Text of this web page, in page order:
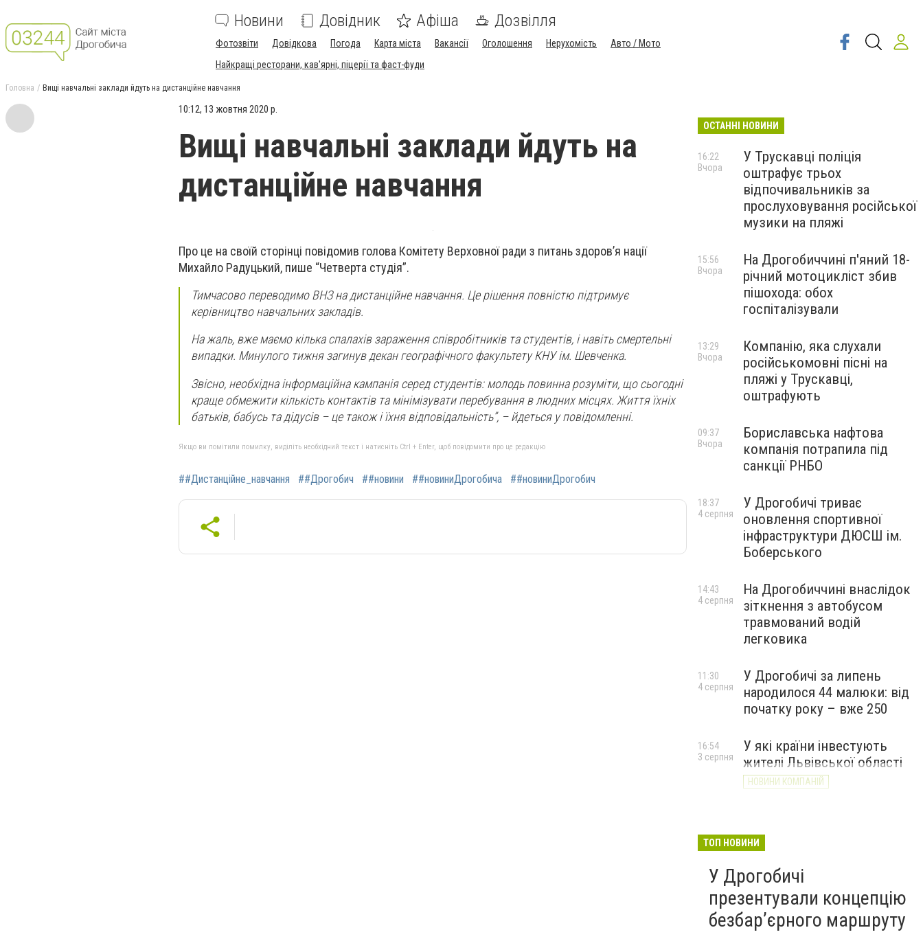
Новини Довідник Афіша Дозвілля
Фотозвіти Довідкова Погода Карта міста Вакансії Оголошення Нерухомість
Авто / Мото
Найкращі ресторани, кав'ярні, піцерії та фаст-фуди
Головна Вищі навчальні заклади йдуть на дистанційне навчання
10:12, 13 жовтня 2020 р.
Вищі навчальні заклади йдуть на
дистанційне навчання
Про це на своїй сторінці повідомив голова Комітету Верховної ради з питань здоров’я нації
Михайло Радуцький, пише “Четверта студія”.
Тимчасово переводимо ВНЗ на дистанційне навчання. Це рішення повністю підтримує
керівництво навчальних закладів.
На жаль, вже маємо кілька спалахів зараження співробітників та студентів, і навіть смертельні
випадки. Минулого тижня загинув декан географічного факультету КНУ ім. Шевченка.
Звісно, необхідна інформаційна кампанія серед студентів: молодь повинна розуміти, що сьогодні
краще обмежити кількість контактів та мінімізувати перебування в людних місцях. Життя їхніх
батьків, бабусь та дідусів – це також і їхня відповідальність”, – йдеться у повідомленні.
Якщо ви помітили помилку, виділіть необхідний текст і натисніть Ctrl + Enter, щоб повідомити про це редакцію
##Дистанційне_навчання ##Дрогобич ##новини ##новиниДрогобича ##новиниДрогобич
ОСТАННІ НОВИНИ
У Трускавці поліція
оштрафує трьох
відпочивальників за
прослуховування російської
музики на пляжі
16:22
Вчора
На Дрогобиччині п'яний 18-
річний мотоцикліст збив
пішохода: обох
госпіталізували
15:56
Вчора
Компанію, яка слухали
російськомовні пісні на
пляжі у Трускавці,
оштрафують
13:29
Вчора
Бориславська нафтова
компанія потрапила під
санкції РНБО
09:37
Вчора
У Дрогобичі триває
оновлення спортивної
інфраструктури ДЮСШ ім.
Боберського
18:37
4 серпня
На Дрогобиччині внаслідок
зіткнення з автобусом
травмований водій
легковика
14:43
4 серпня
У Дрогобичі за липень
народилося 44 малюки: від
початку року – вже 250
11:30
4 серпня
У які країни інвестують
жителі Львівської області
НОВИНИ КОМПАНІЙ
16:54
3 серпня
ТОП НОВИНИ
У Дрогобичі
презентували концепцію
безбар’єрного маршруту